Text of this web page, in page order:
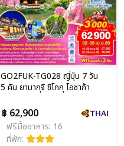
GO2FUK-TG028 ญี่ปุ่น 7 วัน
5 คืน ยามากุจิ ชิโกกุ โอซาก้า
฿ 62,900
ฟรีมื้ออาหาร: 16
ที่พัก: